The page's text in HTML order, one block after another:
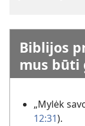
Biblijos
mus būti
„Mylėk
12:31).